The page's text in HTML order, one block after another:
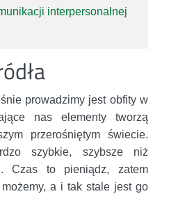
interpersonalnej
prowadzimy jest obfity w
nas elementy tworzą
przerośniętym świecie.
szybkie, szybsze niż
Czas to pieniądz, zatem
a i tak stale jest go